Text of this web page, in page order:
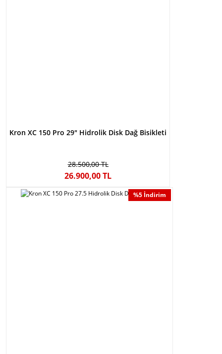
Kron XC 150 Pro 29″ Hidrolik Disk Dağ Bisikleti
28.500,00 TL
26.900,00 TL
%5 İndirim